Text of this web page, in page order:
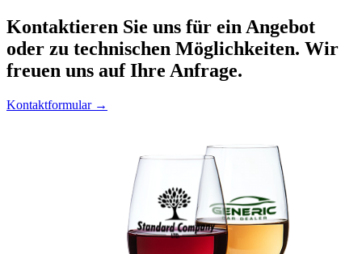
Kontaktieren Sie uns für ein Angebot
oder zu technischen Möglichkeiten. Wir
freuen uns auf Ihre Anfrage.
Kontaktformular →